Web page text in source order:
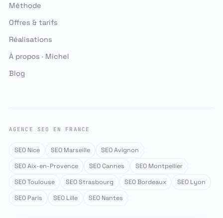
Méthode
Offres & tarifs
Réalisations
À propos · Michel
Blog
AGENCE SEO EN FRANCE
SEO Nice SEO Marseille
SEO Avignon
SEO Aix-en-Provence
SEO Cannes
SEO Montpellier
SEO Toulouse
SEO Strasbourg SEO Bordeaux
SEO Lyon
SEO Paris
SEO Lille SEO Nantes